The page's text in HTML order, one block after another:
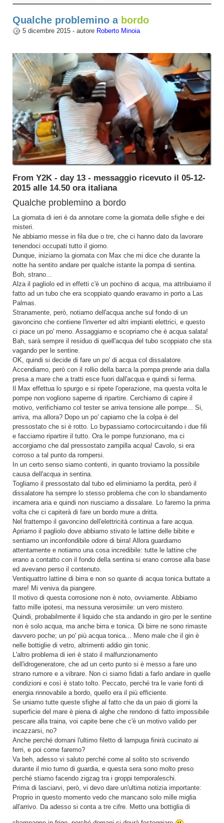
Qualche problemino a bordo
5 dicembre 2015 - autore Roberto Minoia
From Y2K - day 13 - messaggio ricevuto il 05-12-
2015 alle 14.50 ora italiana
Qualche problemino a bordo
La giornata di ieri è da annotare come la giornata delle sfighe e dei
misteri.
Ne abbiamo messe in fila due o tre, che ci hanno dato da lavorare
tenendoci occupati tutto il giorno.
Dunque, iniziamo la giornata con Max che mi dice che durante la
notte ha sentito andare per qualche istante la pompa di sentina.
Boh, strano...
Alza il pagliolo ed in effetti c'è un pochino di acqua, ma attribuiamo il
fatto ad un tubo che era scoppiato quando eravamo in porto a Las
Palmas.
Stranamente, però, notiamo dell'acqua anche sul fondo di un
gavoncino che contiene l'inverter ed altri impianti elettrici, e questo
ci piace un po' meno. Assaggiamo e scopriamo che è acqua salata!
Bah, sarà sempre il residuo di quell'acqua del tubo scoppiato che sta
vagando per le sentine.
OK, quindi si decide di fare un po' di acqua col dissalatore.
Accendiamo, però con il rollio della barca la pompa prende aria dalla
presa a mare che a tratti esce fuori dall'acqua e quindi si ferma.
Il Max effettua lo spurgo e si ripete l'operazione, ma questa volta le
pompe non vogliono saperne di ripartire. Cerchiamo di capire il
motivo, verifichiamo col tester se arriva tensione alle pompe... Si,
arriva, ma allora? Dopo un po' capiamo che la colpa è del
pressostato che si è rotto. Lo bypassiamo cortocircuitando i due fili
e facciamo ripartire il tutto. Ora le pompe funzionano, ma ci
accorgiamo che dal pressostato zampilla acqua! Cavolo, si era
corroso a tal punto da rompersi.
In un certo senso siamo contenti, in quanto troviamo la possibile
causa dell'acqua in sentina.
Togliamo il pressostato dal tubo ed eliminiamo la perdita, però il
dissalatore ha sempre lo stesso problema che con lo sbandamento
incamera aria e quindi non riusciamo a dissalare. Lo faremo la prima
volta che ci capiterà di fare un bordo mure a dritta.
Nel frattempo il gavoncino dell'elettricità continua a fare acqua.
Apriamo il pagliolo dove abbiamo stivato le lattine delle bibite e
sentiamo un inconfondibile odore di birra! Allora guardiamo
attentamente e notiamo una cosa incredibile: tutte le lattine che
erano a contatto con il fondo della sentina si erano corrose alla base
ed avevano perso il contenuto.
Ventiquattro lattine di birra e non so quante di acqua tonica buttate a
mare! Mi veniva da piangere.
Il motivo di questa corrosione non è noto, ovviamente. Abbiamo
fatto mille ipotesi, ma nessuna verosimile: un vero mistero.
Quindi, probabilmente il liquido che sta andando in giro per le sentine
non è solo acqua, ma anche birra e tonica. Di birre ne sono rimaste
davvero poche; un po' più acqua tonica... Meno male che il gin è
nelle bottiglie di vetro, altrimenti addio gin tonic.
L'altro problema di ieri è stato il malfunzionamento
dell'idrogeneratore, che ad un certo punto si è messo a fare uno
strano rumore e a vibrare. Non ci siamo fidati a farlo andare in quelle
condizioni e così è stato tolto. Peccato, perché tra le varie fonti di
energia rinnovabile a bordo, quello era il più efficiente.
Se uniamo tutte queste sfighe al fatto che da un paio di giorni la
superficie del mare è piena di alghe che rendono di fatto impossibile
pescare alla traina, voi capite bene che c'è un motivo valido per
incazzarsi, no?
Anche perché domani l'ultimo filetto di lampuga finirà cucinato ai
ferri, e poi come faremo?
Va beh, adesso vi saluto perché come al solito sto scrivendo
durante il mio turno di guardia, e questa sera sono molto preso
perché stiamo facendo zigzag tra i groppi temporaleschi.
Prima di lasciarvi, però, vi devo dare un'ultima notizia importante:
Proprio in questo momento vedo che mancano solo mille miglia
all'arrivo. Da adesso si conta a tre cifre. Metto una bottiglia di